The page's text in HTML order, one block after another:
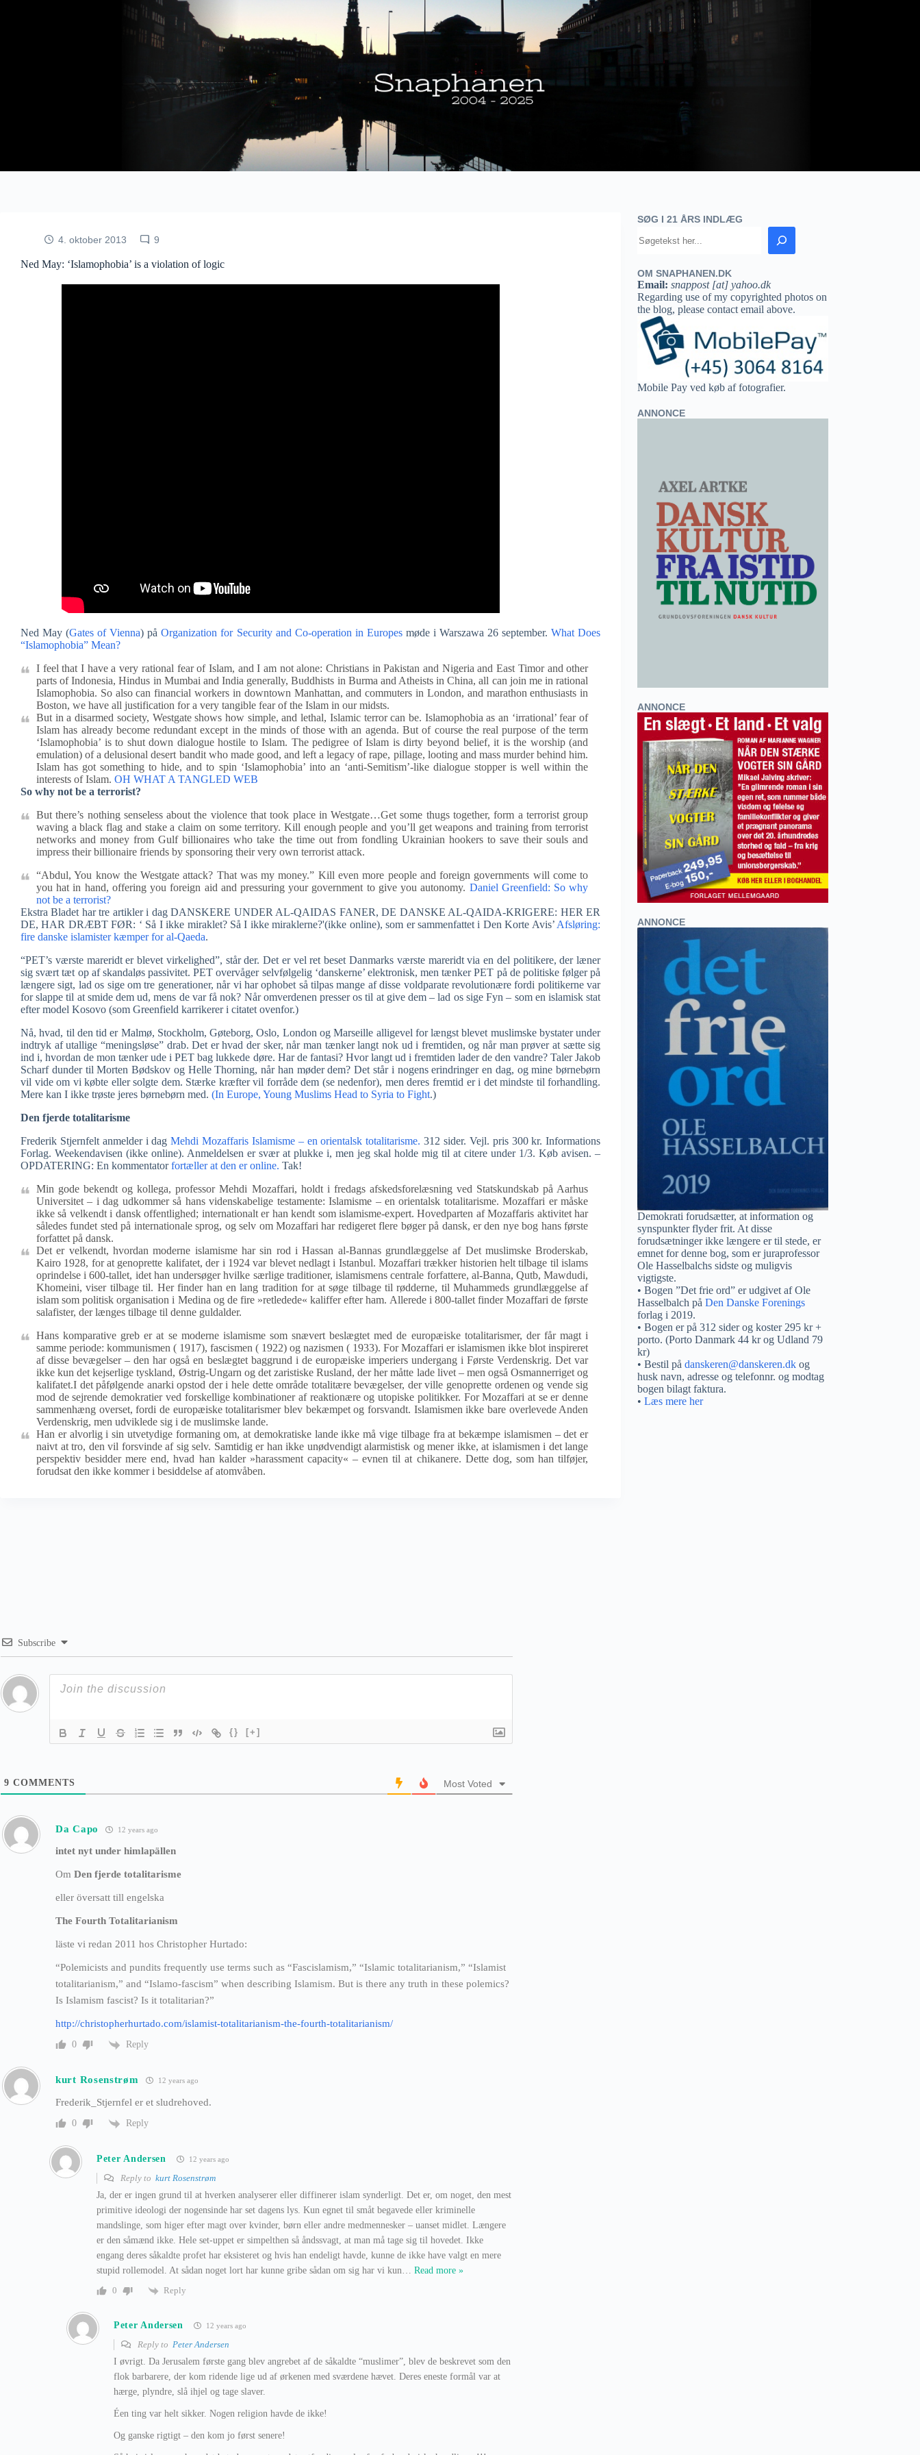
4. oktober 2013 9
Ned May: ‘Islamophobia’ is a violation of logic
Ned May (Gates of Vienna) påOrganization for Security and Co-operation in Europesmøde i Warszawa 26 september.What Does
“Islamophobia” Mean?
I feel that I have a very rational fear of Islam, and I am not alone: Christians in Pakistan and Nigeria and East Timor and other
parts of Indonesia, Hindus in Mumbai and India generally, Buddhists in Burma and Atheists in China, all can join me in rational
Islamophobia. So also can financial workers in downtown Manhattan, and commuters in London, and marathon enthusiasts in
Boston, we have all justification for a very tangible fear of the Islam in our midsts.
But in a disarmed society, Westgate shows how simple, and lethal, Islamic terror can be. Islamophobia as an ‘irrational’ fear of
Islam has already become redundant except in the minds of those with an agenda. But of course the real purpose of the term
‘Islamophobia’ is to shut down dialogue hostile to Islam. The pedigree of Islam is dirty beyond belief, it is the worship (and
emulation) of a delusional desert bandit who made good, and left a legacy of rape, pillage, looting and mass murder behind him.
Islam has got something to hide, and to spin ‘Islamophobia’ into an ‘anti-Semitism’-like dialogue stopper is well within the
interests of Islam. OH WHAT A TANGLED WEB
So why not be a terrorist?
But there’s nothing senseless about the violence that took place in Westgate…Get some thugs together, form a terrorist group
waving a black flag and stake a claim on some territory. Kill enough people and you’ll get weapons and training from terrorist
networks and money from Gulf billionaires who take the time out from fondling Ukrainian hookers to save their souls and
impress their billionaire friends by sponsoring their very own terrorist attack.
“Abdul, You know the Westgate attack? That was my money.” Kill even more people and foreign governments will come to
you hat in hand, offering you foreign aid and pressuring your government to give you autonomy. Daniel Greenfield: So why
not be a terrorist?
Ekstra Bladet har tre artikler i dag DANSKERE UNDER AL-QAIDAS FANER, DE DANSKE AL-QAIDA-KRIGERE: HER ER
DE, HAR DRÆBT FØR: ‘ Så I ikke miraklet? Så I ikke miraklerne?'(ikke online), som er sammenfattet i Den Korte Avis’ Afsløring:
fire danske islamister kæmper for al-Qaeda.
“PET’s værste mareridt er blevet virkelighed”, står der. Det er vel ret beset Danmarks værste mareridt via en del politikere, der læner
sig svært tæt op af skandaløs passivitet. PET overvåger selvfølgelig ‘danskerne’ elektronisk, men tænker PET på de politiske følger på
længere sigt, lad os sige om tre generationer, når vi har ophobet så tilpas mange af disse voldparate revolutionære fordi politikerne var
for slappe til at smide dem ud, mens de var få nok? Når omverdenen presser os til at give dem – lad os sige Fyn – som en islamisk stat
efter model Kosovo (som Greenfield karrikerer i citatet ovenfor.)
Nå, hvad, til den tid er Malmø, Stockholm, Gøteborg, Oslo, London og Marseille alligevel for længst blevet muslimske bystater under
indtryk af utallige “meningsløse” drab. Det er hvad der sker, når man tænker langt nok ud i fremtiden, og når man prøver at sætte sig
ind i, hvordan de mon tænker ude i PET bag lukkede døre. Har de fantasi? Hvor langt ud i fremtiden lader de den vandre? Taler Jakob
Scharf dunder til Morten Bødskov og Helle Thorning, når han møder dem? Det står i nogens erindringer en dag, og mine børnebørn
vil vide om vi købte eller solgte dem. Stærke kræfter vil forråde dem (se nedenfor), men deres fremtid er i det mindste til forhandling.
Mere kan I ikke trøste jeres børnebørn med. (In Europe, Young Muslims Head to Syria to Fight.)
Den fjerde totalitarisme
Frederik Stjernfelt anmelder i dagMehdi Mozaffaris Islamisme – en orientalsk totalitarisme.312 sider. Vejl. pris 300 kr. Informations
Forlag. Weekendavisen (ikke online). Anmeldelsen er svær at plukke i, men jeg skal holde mig til at citere under 1/3. Køb avisen. –
OPDATERING: En kommentatorfortæller at den er online. Tak!
Min gode bekendt og kollega, professor Mehdi Mozaffari, holdt i fredags afskedsforelæsning ved Statskundskab på Aarhus
Universitet – i dag udkommer så hans videnskabelige testamente: Islamisme – en orientalsk totalitarisme. Mozaffari er måske
ikke så velkendt i dansk offentlighed; internationalt er han kendt som islamisme-expert. Hovedparten af Mozaffaris aktivitet har
således fundet sted på internationale sprog, og selv om Mozaffari har redigeret flere bøger på dansk, er den nye bog hans første
forfattet på dansk.
Det er velkendt, hvordan moderne islamisme har sin rod i Hassan al-Bannas grundlæggelse af Det muslimske Broderskab,
Kairo 1928, for at genoprette kalifatet, der i 1924 var blevet nedlagt i Istanbul. Mozaffari trækker historien helt tilbage til islams
oprindelse i 600-tallet, idet han undersøger hvilke særlige traditioner, islamismens centrale forfattere, al-Banna, Qutb, Mawdudi,
Khomeini, viser tilbage til. Her finder han en lang tradition for at søge tilbage til rødderne, til Muhammeds grundlæggelse af
islam som politisk organisation i Medina og de fire »retledede« kaliffer efter ham. Allerede i 800-tallet finder Mozaffari de første
salafister, der længes tilbage til denne guldalder.
Hans komparative greb er at se moderne islamisme som snævert beslægtet med de europæiske totalitarismer, der får magt i
samme periode: kommunismen ( 1917), fascismen ( 1922) og nazismen ( 1933). For Mozaffari er islamismen ikke blot inspireret
af disse bevægelser – den har også en beslægtet baggrund i de europæiske imperiers undergang i Første Verdenskrig. Det var
ikke kun det kejserlige tyskland, Østrig-Ungarn og det zaristiske Rusland, der her måtte lade livet – men også Osmannerriget og
kalifatet.I det påfølgende anarki opstod der i hele dette område totalitære bevægelser, der ville genoprette ordenen og vende sig
mod de sejrende demokratier ved forskellige kombinationer af reaktionære og utopiske politikker. For Mozaffari at se er denne
sammenhæng overset, fordi de europæiske totalitarismer blev bekæmpet og forsvandt. Islamismen ikke bare overlevede Anden
Verdenskrig, men udviklede sig i de muslimske lande.
Han er alvorlig i sin utvetydige formaning om, at demokratiske lande ikke må vige tilbage fra at bekæmpe islamismen – det er
naivt at tro, den vil forsvinde af sig selv. Samtidig er han ikke unødvendigt alarmistisk og mener ikke, at islamismen i det lange
perspektiv besidder mere end, hvad han kalder »harassment capacity« – evnen til at chikanere. Dette dog, som han tilføjer,
forudsat den ikke kommer i besiddelse af atomvåben.
SØG I 21 ÅRS INDLÆG
OM SNAPHANEN.DK
Email: snappost [at] yahoo.dk
Regarding use of my copyrighted photos on
the blog, please contact email above.
Mobile Pay ved køb af fotografier.
ANNONCE
ANNONCE
ANNONCE
Demokrati forudsætter, at information og
synspunkter flyder frit. At disse
forudsætninger ikke længere er til stede, er
emnet for denne bog, som er juraprofessor
Ole Hasselbalchs sidste og muligvis
vigtigste.
• Bogen ”Det frie ord” er udgivet af Ole
Hasselbalch påDen Danske Forenings
forlag i 2019.
• Bogen er på 312 sider og koster 295 kr +
porto. (Porto Danmark 44 kr og Udland 79
kr)
• Bestil pådanskeren@danskeren.dk og
husk navn, adresse og telefonnr. og modtag
bogen bilagt faktura.
•Læs mere her
Subscribe
{} [+]
9 COMMENTS Most Voted
Da Capo 12 years ago
intet nyt under himlapällen
Om Den fjerde totalitarisme
eller översatt till engelska
The Fourth Totalitarianism
läste vi redan 2011 hos Christopher Hurtado:
“Polemicists and pundits frequently use terms such as “Fascislamism,” “Islamic totalitarianism,” “Islamist
totalitarianism,” and “Islamo-fascism” when describing Islamism. But is there any truth in these polemics?
Is Islamism fascist? Is it totalitarian?”
http://christopherhurtado.com/islamist-totalitarianism-the-fourth-totalitarianism/
0 Reply
kurt Rosenstrøm 12 years ago
Frederik_Stjernfel er et sludrehoved.
0 Reply
Peter Andersen 12 years ago
Reply to kurt Rosenstrøm
Ja, der er ingen grund til at hverken analyserer eller diffinerer islam synderligt. Det er, om noget, den mest
primitive ideologi der nogensinde har set dagens lys. Kun egnet til småt begavede eller kriminelle
mandslinge, som higer efter magt over kvinder, børn eller andre medmennesker – uanset midlet. Længere
er den såmænd ikke. Hele set-uppet er simpelthen så åndssvagt, at man må tage sig til hovedet. Ikke
engang deres såkaldte profet har eksisteret og hvis han endeligt havde, kunne de ikke have valgt en mere
stupid rollemodel. At sådan noget lort har kunne gribe sådan om sig har vi kun
Read more »
0
Reply
Peter Andersen 12 years ago
Reply to Peter Andersen
I øvrigt. Da Jerusalem første gang blev angrebet af de såkaldte “muslimer”, blev de beskrevet som den
flok barbarere, der kom ridende lige ud af ørkenen med sværdene hævet. Deres eneste formål var at
hærge, plyndre, slå ihjel og tage slaver.
Éen ting var helt sikker. Nogen religion havde de ikke!
Og ganske rigtigt – den kom jo først senere!